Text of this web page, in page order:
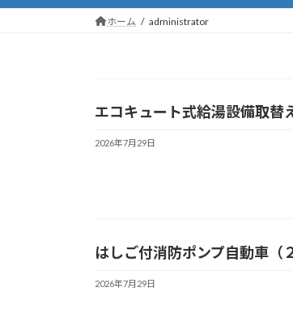
プ
動
ホーム administrator
エコキュート式給湯設備取替
2026年7月29日
はしご付消防ポンプ自動車（
2026年7月29日